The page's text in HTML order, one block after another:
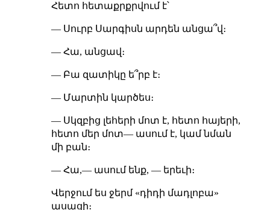
Հետո հետաքրքրվում է՝
— Սուրբ Սարգիսն արդեն անցա՞վ։
— Հա, անցավ։
— Բա զատիկը ե՞րբ է։
— Մարտին կարծես։
— Սկզբից լեհերի մոտ է, հետո հայերի,
հետո մեր մոտ— ասում է, կամ նման
մի բան։
— Հա,— ասում ենք, — երեւի։
Վերջում ես ջերմ «դիդի մադլոբա»
ասացի։